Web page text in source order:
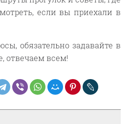
если вы приехали в
обязательно задавайте в
отвечаем всем!